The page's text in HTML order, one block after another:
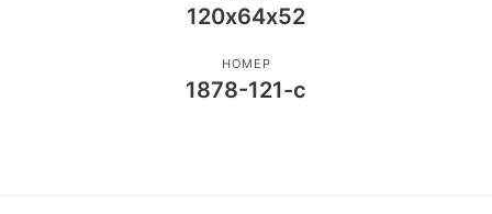
120х64х52
НОМЕР
1878-121-с